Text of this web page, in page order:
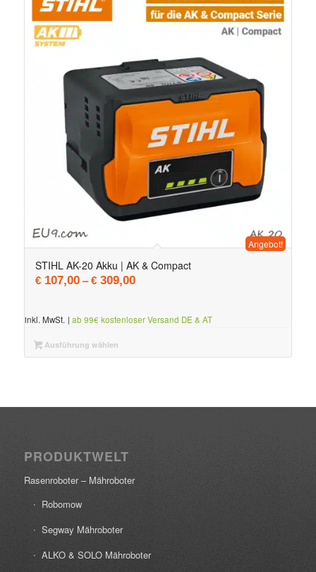
STIHL AK-20 Akku | AK & Compact
€107,00–€309,00
Angebot!
inkl. MwSt. | ab 99€ kostenloser Versand DE & AT
Ausführung wählen
PRODUKTWELT
Rasenroboter – Mähroboter
Robomow
Segway Mähroboter
ALKO & SOLO Mähroboter